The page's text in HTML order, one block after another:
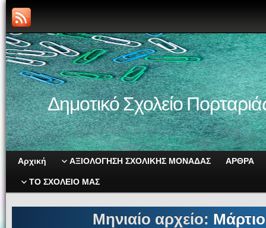
Δημοτικό Σχολείο
Αρχική ΑΞΙΟΛΟΓΗΣΗ ΣΧΟΛΙΚΗΣ ΜΟΝΑΔΑΣ ΑΡΘΡΑ
ΤΟ ΣΧΟΛΕΙΟ ΜΑΣ
Μηνιαίο αρχείο: